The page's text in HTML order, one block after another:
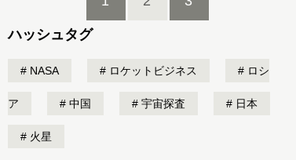
ハッシュタグ
NASA ロケットビジネス ロシ
ア 中国 宇宙探査 日本
火星